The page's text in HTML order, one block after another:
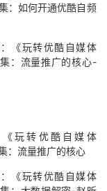
：如何开通优酷自频
《玩转优酷自媒体
：流量推广的核心